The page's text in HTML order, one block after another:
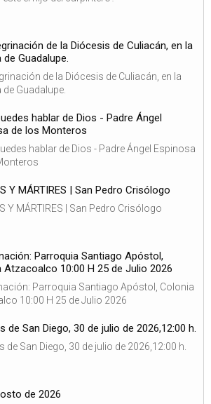
de la Diócesis de Culiacán, en la
Guadalupe.
de la Diócesis de Culiacán, en la
Guadalupe.
hablar de Dios - Padre Ángel
de los Monteros
hablar de Dios - Padre Ángel Espinosa
Y MÁRTIRES | San Pedro Crisólogo
Y MÁRTIRES | San Pedro Crisólogo
Parroquia Santiago Apóstol,
Atzacoalco 10:00 H 25 de Julio 2026
Parroquia Santiago Apóstol, Colonia
10:00 H 25 de Julio 2026
de San Diego, 30 de julio de 2026,12:00 h.
de San Diego, 30 de julio de 2026,12:00 h.
de 2026